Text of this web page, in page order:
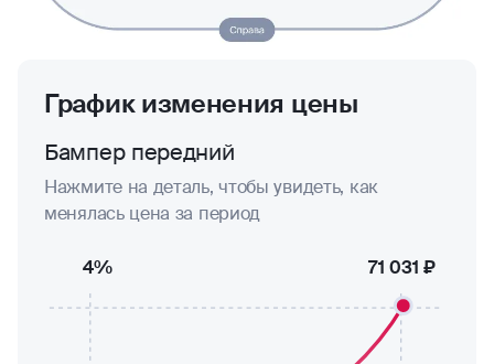
График изменения цены
Бампер передний
Нажмите на деталь, чтобы увидеть, как
менялась цена за период
71 031 ₽
4%